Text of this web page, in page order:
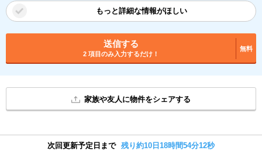
もっと詳細な情報がほしい
送信する
2 項目のみ入力するだけ！
無料
家族や友人に物件をシェアする
次回更新予定日まで 残り約10日18時間54分11秒